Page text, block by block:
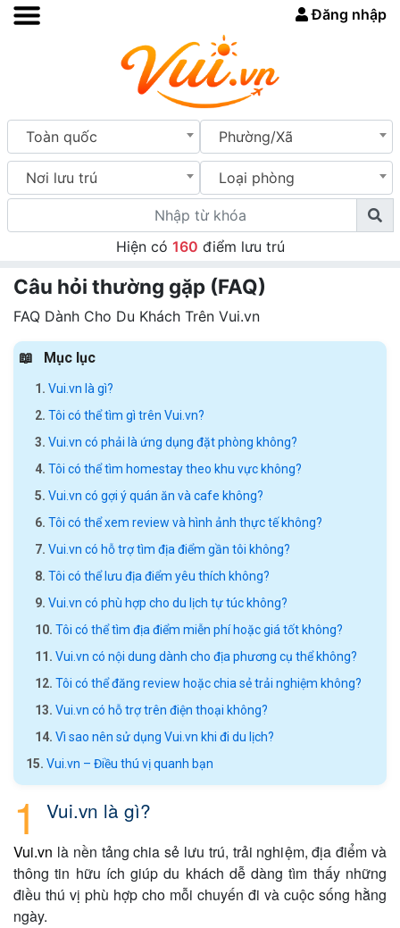
Đăng nhập
Toàn quốc Phường/Xã
Nơi lưu trú Loại phòng
Hiện có 160 điểm lưu trú
Câu hỏi thường gặp (FAQ)
FAQ Dành Cho Du Khách Trên Vui.vn
Mục lục
Vui.vn là gì?
Tôi có thể tìm gì trên Vui.vn?
Vui.vn có phải là ứng dụng đặt phòng không?
Tôi có thể tìm homestay theo khu vực không?
Vui.vn có gợi ý quán ăn và cafe không?
Tôi có thể xem review và hình ảnh thực tế không?
Vui.vn có hỗ trợ tìm địa điểm gần tôi không?
Tôi có thể lưu địa điểm yêu thích không?
Vui.vn có phù hợp cho du lịch tự túc không?
Tôi có thể tìm địa điểm miễn phí hoặc giá tốt không?
Vui.vn có nội dung dành cho địa phương cụ thể không?
Tôi có thể đăng review hoặc chia sẻ trải nghiệm không?
Vui.vn có hỗ trợ trên điện thoại không?
Vì sao nên sử dụng Vui.vn khi đi du lịch?
Vui.vn – Điều thú vị quanh bạn
Vui.vn là gì?
Vui.vn là nền tảng chia sẻ lưu trú, trải nghiệm, địa điểm và
thông tin hữu ích giúp du khách dễ dàng tìm thấy những
điều thú vị phù hợp cho mỗi chuyến đi và cuộc sống hằng
ngày.